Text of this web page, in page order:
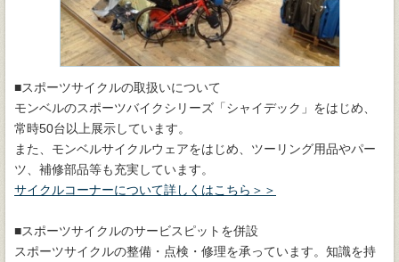
■スポーツサイクルの取扱いについて
モンベルのスポーツバイクシリーズ「シャイデック」をはじめ、
常時50台以上展示しています。
また、モンベルサイクルウェアをはじめ、ツーリング用品やパー
ツ、補修部品等も充実しています。
サイクルコーナーについて詳しくはこちら＞＞
■スポーツサイクルのサービスピットを併設
スポーツサイクルの整備・点検・修理を承っています。知識を持